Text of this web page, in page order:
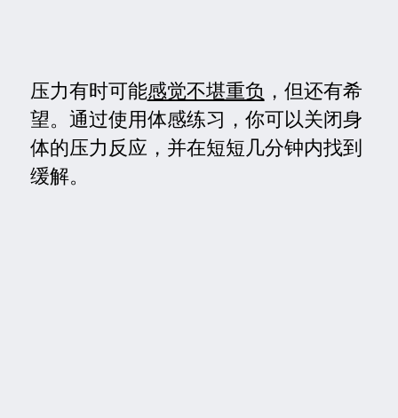
压力有时可能感觉不堪重负 ，但还有希
望。通过使用体感练习，你可以关闭身
体的压力反应，并在短短几分钟内找到
缓解。